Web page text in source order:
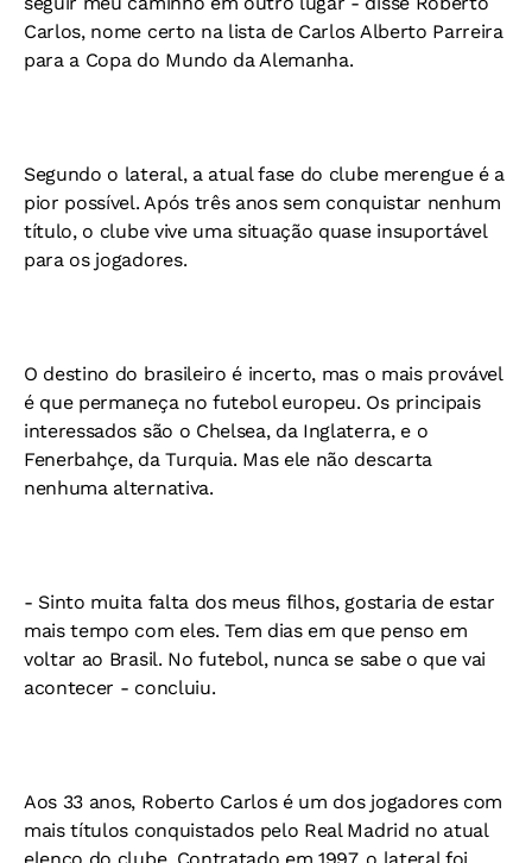
Carlos, nome certo na lista de Carlos Alberto Parreira
para a Copa do Mundo da Alemanha.
Segundo o lateral, a atual fase do clube merengue é a
pior possível. Após três anos sem conquistar nenhum
título, o clube vive uma situação quase insuportável
para os jogadores.
O destino do brasileiro é incerto, mas o mais provável
é que permaneça no futebol europeu. Os principais
interessados são o Chelsea, da Inglaterra, e o
Fenerbahçe, da Turquia. Mas ele não descarta
nenhuma alternativa.
- Sinto muita falta dos meus filhos, gostaria de estar
mais tempo com eles. Tem dias em que penso em
voltar ao Brasil. No futebol, nunca se sabe o que vai
acontecer - concluiu.
Aos 33 anos, Roberto Carlos é um dos jogadores com
mais títulos conquistados pelo Real Madrid no atual